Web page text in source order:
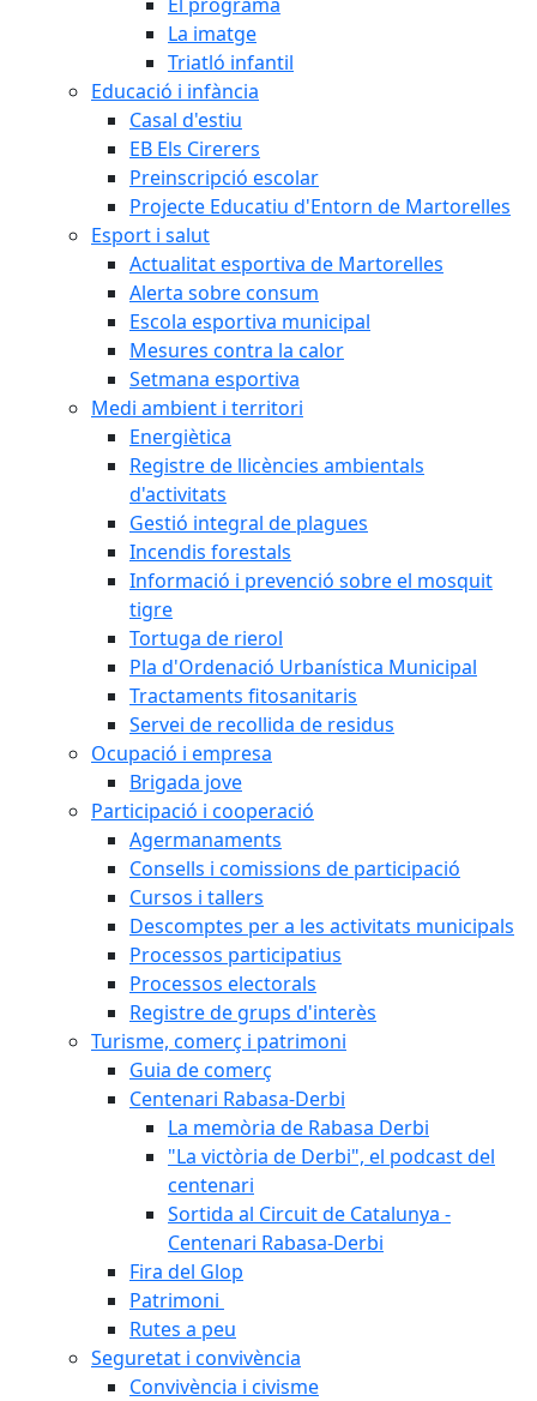
La imatge
Triatló infantil
Educació i infància
Casal d'estiu
EB Els Cirerers
Preinscripció escolar
Projecte Educatiu d'Entorn de Martorelles
Esport i salut
Actualitat esportiva de Martorelles
Alerta sobre consum
Escola esportiva municipal
Mesures contra la calor
Setmana esportiva
Medi ambient i territori
Energiètica
Registre de llicències ambientals
d'activitats
Gestió integral de plagues
Incendis forestals
Informació i prevenció sobre el mosquit
tigre
Tortuga de rierol
Pla d'Ordenació Urbanística Municipal
Tractaments fitosanitaris
Servei de recollida de residus
Ocupació i empresa
Brigada jove
Participació i cooperació
Agermanaments
Consells i comissions de participació
Cursos i tallers
Descomptes per a les activitats municipals
Processos participatius
Processos electorals
Registre de grups d'interès
Turisme, comerç i patrimoni
Guia de comerç
Centenari Rabasa-Derbi
La memòria de Rabasa Derbi
"La victòria de Derbi", el podcast del
centenari
Sortida al Circuit de Catalunya -
Centenari Rabasa-Derbi
Fira del Glop
Patrimoni
Rutes a peu
Seguretat i convivència
Convivència i civisme